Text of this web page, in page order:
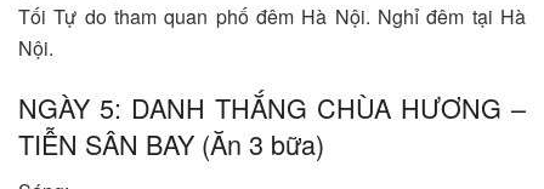
Tối Tự do tham quan phố đêm Hà Nội. Nghỉ đêm tại Hà
Nội.
NGÀY 5: DANH THẮNG CHÙA HƯƠNG –
TIỄN SÂN BAY (Ăn 3 bữa)